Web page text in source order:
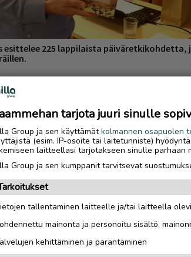
esittelee 225 lappilaista päiväretkikohdetta,
tietokirjailijaa
osui hyvään saumaan,
retkeily- ja
seurauksena,
nousta jo ennen koronaa.
se tekee hyvää ja onhan aiheesta
tarjota juuri sinulle
Group ja sen käyttämätkolmannen osapuolen
(esim. IP-osoite tai laitetunniste)
laitteellasi tarjotakseen sinulle parhaan
Group ja sen kumppanit tarvitsevat
tallentaminen laitteelle ja/tai laitteella
mainonta ja personoitu sisältö,
kehittäminen ja parantaminen